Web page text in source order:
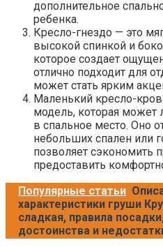
дополнительное
ребенка.
Кресло-гнездо — это
высокой спинкой и
которое создает
отлично подходит для
может стать ярким
Маленький кресло-
модель, которая может
в спальное место. Оно
небольших спален или
позволяет сэкономить
предоставить
Популярные статьи
характеристики груши
сладкая, правила
достоинства и